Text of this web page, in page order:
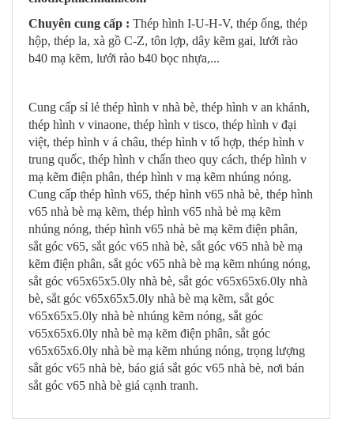
Chuyên cung cấp : Thép hình I-U-H-V, thép ống, thép
hộp, thép la, xà gồ C-Z, tôn lợp, dây kẽm gai, lưới rào
b40 mạ kẽm, lưới rào b40 bọc nhựa,...
Cung cấp sỉ lẻ thép hình v nhà bè, thép hình v an khánh,
thép hình v vinaone, thép hình v tisco, thép hình v đại
việt, thép hình v á châu, thép hình v tổ hợp, thép hình v
trung quốc, thép hình v chấn theo quy cách, thép hình v
mạ kẽm điện phân, thép hình v mạ kẽm nhúng nóng.
Cung cấp thép hình v65, thép hình v65 nhà bè, thép hình
v65 nhà bè mạ kẽm, thép hình v65 nhà bè mạ kẽm
nhúng nóng, thép hình v65 nhà bè mạ kẽm điện phân,
sắt góc v65, sắt góc v65 nhà bè, sắt góc v65 nhà bè mạ
kẽm điện phân, sắt góc v65 nhà bè mạ kẽm nhúng nóng,
sắt góc v65x65x5.0ly nhà bè, sắt góc v65x65x6.0ly nhà
bè, sắt góc v65x65x5.0ly nhà bè mạ kẽm, sắt góc
v65x65x5.0ly nhà bè nhúng kẽm nóng, sắt góc
v65x65x6.0ly nhà bè mạ kẽm điện phân, sắt góc
v65x65x6.0ly nhà bè mạ kẽm nhúng nóng, trọng lượng
sắt góc v65 nhà bè, báo giá sắt góc v65 nhà bè, nơi bán
sắt góc v65 nhà bè giá cạnh tranh.